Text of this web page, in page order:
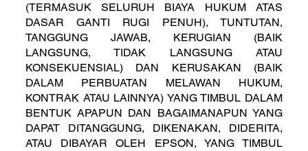
(TERMASUK SELURUH BIAYA HUKUM ATAS
DASAR GANTI RUGI PENUH), TUNTUTAN,
TANGGUNG JAWAB, KERUGIAN (BAIK
LANGSUNG, TIDAK LANGSUNG ATAU
KONSEKUENSIAL) DAN KERUSAKAN (BAIK
DALAM PERBUATAN MELAWAN HUKUM,
KONTRAK ATAU LAINNYA) YANG TIMBUL DALAM
BENTUK APAPUN DAN BAGAIMANAPUN YANG
DAPAT DITANGGUNG, DIKENAKAN, DIDERITA,
ATAU DIBAYAR OLEH EPSON, YANG TIMBUL